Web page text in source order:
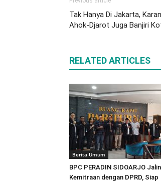
Tak Hanya Di Jakarta,
Ahok-Djarot Juga Banjiri
RELATED ARTICLES
Berita Umum
BPC PERADIN SIDOARJO Jalin
Kemitraan dengan DPRD, Siap